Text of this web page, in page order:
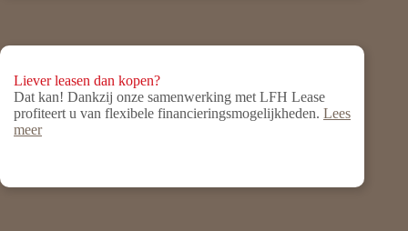
Liever leasen dan kopen?
Dat kan! Dankzij onze samenwerking met LFH Lease
profiteert u van flexibele financieringsmogelijkheden. Lees
meer